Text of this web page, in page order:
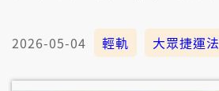
2026-05-04 輕軌 大眾捷運法